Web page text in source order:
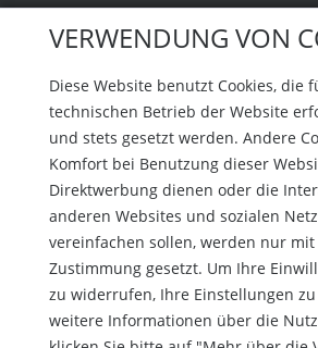
VERWENDUNG VON
Diese Website benutzt Cookies, die
technischen Betrieb der Website
und stets gesetzt werden. Andere
Komfort bei Benutzung dieser
Direktwerbung dienen oder die
anderen Websites und sozialen
vereinfachen sollen, werden nur
Zustimmung gesetzt. Um Ihre
zu widerrufen, Ihre Einstellungen
weitere Informationen über die